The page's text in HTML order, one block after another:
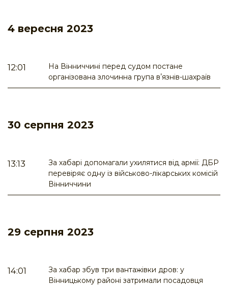
4 вересня 2023
12:01
На Вінниччині перед судом постане
організована злочинна група вʼязнів-шахраїв
30 серпня 2023
13:13
За хабарі допомагали ухилятися від армії: ДБР
перевіряє одну із військово-лікарських комісій
Вінниччини
29 серпня 2023
14:01
За хабар збув три вантажівки дров: у
Вінницькому районі затримали посадовця